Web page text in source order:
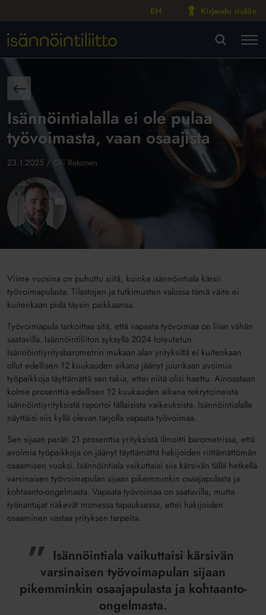
EN Kirjaudu sisään
Isännöintialalla ei ole pulaa
työvoimasta, vaan osaajista
23.1.2025 / Olli Rekonen
Viime vuosina on puhuttu siitä, kuinka isännöintiala kärsii
työvoimapulasta. Tilastojen ja tutkimusten valossa tämä väite ei
kuitenkaan pidä täysin paikkaansa.
Työvoimapula tarkoittaa sitä, että vapaata työvoimaa on liian vähän
saatavilla. Isännöintiliiton syksyllä 2024 toteutetun
Isännöintiyritysbarometrin mukaan alan yrityksiltä ei kuitenkaan
ollut edellisen 12 kuukauden aikana jäänyt juurikaan avoimia
työpaikkoja täyttämättä sen takia, ettei niitä olisi haettu. Ainoastaan
kolme prosenttia edellisen 12 kuukauden aikana rekrytoineista
isännöintiyrityksistä raportoi tällaisista vaikeuksista. Isännöintialalle
näyttäisi siis kyllä olevan tarjolla vapaata työvoimaa.
Sen sijaan peräti 21 prosenttia yrityksistä ilmoitti barometrissa, että
avoimia työpaikkoja on jäänyt täyttämättä hakijoiden riittämättömän
osaamisen vuoksi. Isännöintiala vaikuttaisi siis kärsivän tällä hetkellä
varsinaisen työvoimapulan sijaan pikemminkin osaajapulasta ja
kohtaanto-ongelmasta. Vapaata työvoimaa on saatavilla, mutta
työnantajat näkevät monessa tapauksessa, ettei hakijoiden
osaaminen vastaa yrityksen tarpeita.
Isännöintiala vaikuttaisi kärsivän
varsinaisen työvoimapulan sijaan
pikemminkin osaajapulasta ja kohtaanto-
ongelmasta.